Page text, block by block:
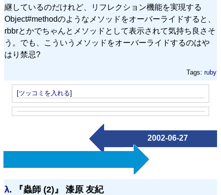
継しているのだけれど、リフレクション機能を実現する
Object#methodのようなメソッドをオーバーライドすると、
rbbrとかでちゃんとメソッドとして表示されて気持ち良さそ
う。でも、こういうメソッドをオーバーライドするのはや
はり禁忌?
Tags: ruby
[ツッコミを入れる]
2002-06-27
λ. 『蟲師 (2)』 漆原 友紀